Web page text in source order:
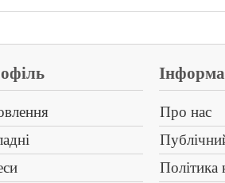
Про нас
Політика